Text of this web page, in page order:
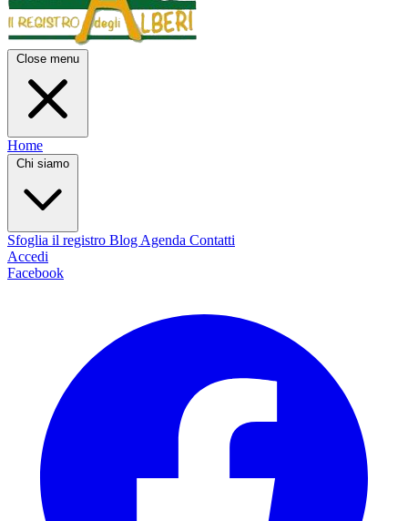
Close menu
Home
Chi siamo
Sfoglia il registro Blog Agenda Contatti
Accedi
Facebook